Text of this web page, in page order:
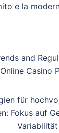
e la
and
Casino
für
Fokus auf
Variabilität